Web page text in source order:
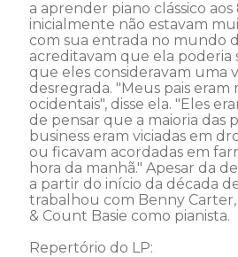
a aprender piano clássico aos
inicialmente não estavam
com sua entrada no mundo
acreditavam que ela poderia
que eles consideravam uma
desregrada. "Meus pais eram
ocidentais", disse ela. "Eles
de pensar que a maioria das
business eram viciadas em
ou ficavam acordadas em
hora da manhã." Apesar da
a partir do início da década
trabalhou com Benny
& Count Basie como pianista.
Repertório do LP: